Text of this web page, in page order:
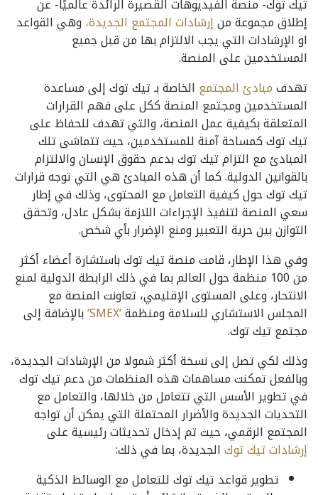
إطلاق مجموعة منإرشادات المجتمع الجديدة، وهي القواعد
او الإرشادات التي يجب الالتزام بها من قبل جميع
المستخدمين على المنصة.
تهدفمبادئ المجتمع الخاصة بـ تيك توك إلى مساعدة
المستخدمين ومجتمع المنصة ككل على فهم القرارات
المتعلقة بكيفية عمل المنصة، والتي تهدف للحفاظ على
تيك توك كمساحة آمنة للمستخدمين، حيث تتماشى تلك
المبادئ مع التزام تيك توك بدعم حقوق الإنسان والالتزام
بالقوانين الدولية. كما أن هذه المبادئ هي التي توجه قرارات
تيك توك حول كيفية التعامل مع المحتوى، وذلك في إطار
سعي المنصة لتنفيذ الإجراءات اللازمة بشكل عادل، وتحقق
التوازن بين حرية التعبير ومنع الإضرار بأي شخص.
وفي هذا الإطار، قامت منصة تيك توك باستشارة أعضاء أكثر
من 100 منظمة حول العالم بما في ذلك الرابطة الدولية لمنع
الانتحار، وعلى المستوى الإقليمي، تعاونت المنصة مع
المجلس الاستشاري للسلامة ومنظمة‘SMEX’
بالإضافة إلى
مجتمع تيك توك.
وذلك لكي تصل إلى نسخة أكثر شمولا من الإرشادات الجديدة،
وبالفعل تمكنت مساهمات هذه المنظمات من دعم تيك توك
في تطوير الأسس التي تتعامل من خلالها، والتعامل مع
التحديات الجديدة والأضرار المحتملة التي يمكن أن تواجه
المجتمع الرقمي، حيث تم إدخال تحديثات رئيسية على
إرشادات تيك توكالجديدة، بما في ذلك:
تطوير قواعد تيك توك للتعامل مع الوسائط الذكية